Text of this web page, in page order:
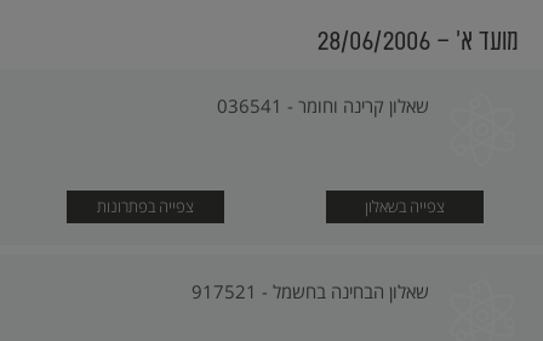
מועד א׳ - 28/06/2006
שאלון קרינה וחומר - 036541
צפייה בשאלון צפייה בפתרונות
שאלון הבחינה בחשמל - 917521